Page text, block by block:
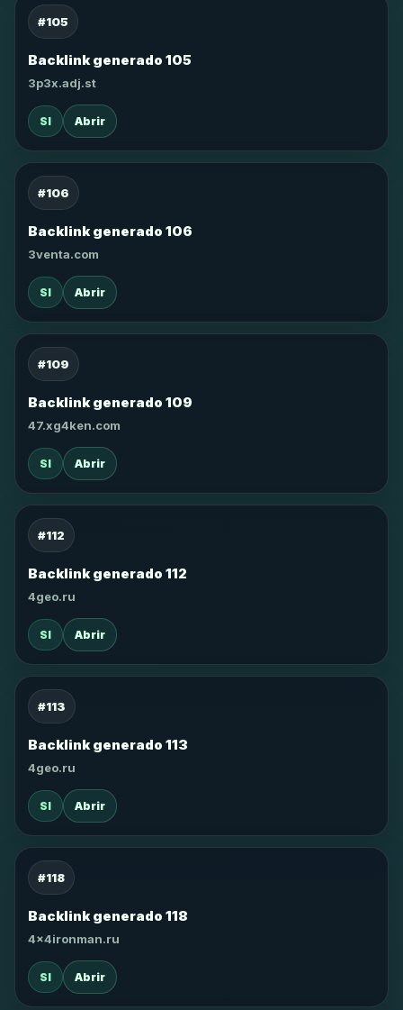
#105
Backlink generado 105
3p3x.adj.st
SI Abrir
#106
Backlink generado 106
3venta.com
SI Abrir
#109
Backlink generado 109
47.xg4ken.com
SI Abrir
#112
Backlink generado 112
4geo.ru
SI Abrir
#113
Backlink generado 113
4geo.ru
SI Abrir
#118
Backlink generado 118
4x4ironman.ru
SI Abrir